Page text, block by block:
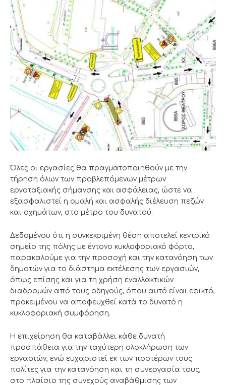
Όλες οι εργασίες θα πραγματοποιηθούν με την
τήρηση όλων των προβλεπόμενων μέτρων
εργοταξιακής σήμανσης και ασφάλειας, ώστε να
εξασφαλιστεί η ομαλή και ασφαλής διέλευση πεζών
και οχημάτων, στο μέτρο του δυνατού.
Δεδομένου ότι η συγκεκριμένη θέση αποτελεί κεντρικό
σημείο της πόλης με έντονο κυκλοφοριακό φόρτο,
παρακαλούμε για την προσοχή και την κατανόηση των
δημοτών για το διάστημα εκτέλεσης των εργασιών,
όπως επίσης και για τη χρήση εναλλακτικών
διαδρομών από τους οδηγούς, όπου αυτό είναι εφικτό,
προκειμένου να αποφευχθεί κατά το δυνατό η
κυκλοφοριακή συμφόρηση.
Η επιχείρηση θα καταβάλλει κάθε δυνατή
προσπάθεια για την ταχύτερη ολοκλήρωση των
εργασιών, ενώ ευχαριστεί εκ των προτέρων τους
πολίτες για την κατανόηση και τη συνεργασία τους,
στο πλαίσιο της συνεχούς αναβάθμισης των